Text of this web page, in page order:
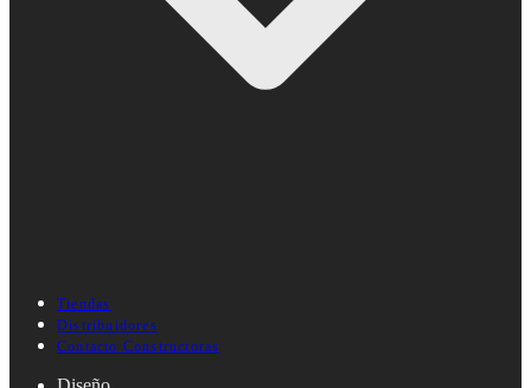
Tiendas
Distribuidores
Contacto Constructoras